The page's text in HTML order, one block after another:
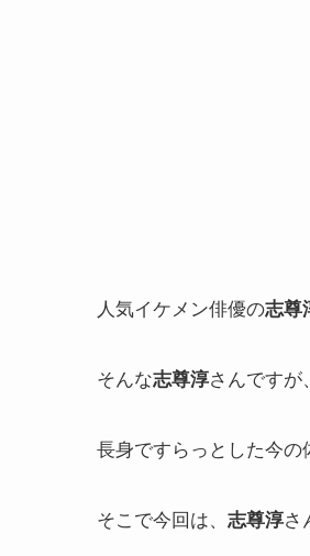
人気イケメン俳優の志尊
そんな志尊淳さんです
長身ですらっとした今の
そこで今回は、 志尊淳さ